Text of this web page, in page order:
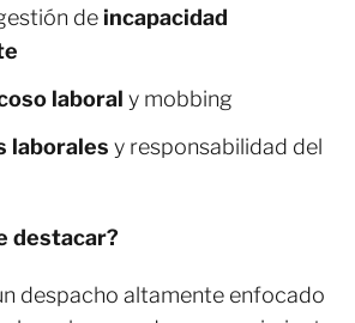
de incapacidad
laboral y mobbing
laborales y responsabilidad del
destacar?
despacho altamente enfocado